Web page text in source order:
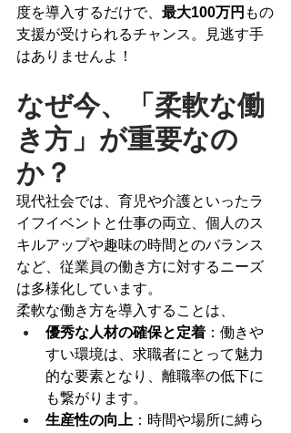
度を導入するだけで、 最大100万円 もの
支援が受けられるチャンス。見逃す手
はありませんよ！
なぜ今、「柔軟な働
き方」が重要なの
か？
現代社会では、育児や介護といったラ
イフイベントと仕事の両立、個人のス
キルアップや趣味の時間とのバランス
など、従業員の働き方に対するニーズ
は多様化しています。
柔軟な働き方を導入することは、
優秀な人材の確保と定着 ：働きや
すい環境は、求職者にとって魅力
的な要素となり、離職率の低下に
も繋がります。
生産性の向上 ：時間や場所に縛ら